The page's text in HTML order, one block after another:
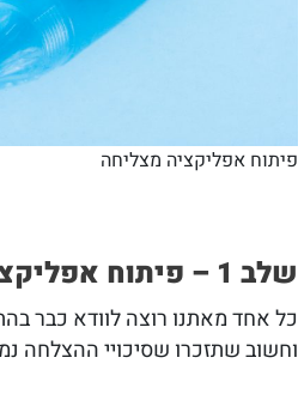
פיתוח אפליקציה מצליחה
שלב 1 – פיתוח אפליקציה מצליחה
כל אחד מאתנו רוצה לוודא כבר
וחשוב שתזכרו שסיכויי ההצלחה